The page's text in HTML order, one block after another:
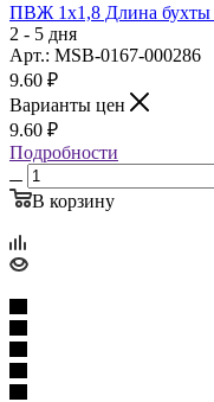
ПВЖ 1х1,8 Длина бухты
2 - 5 дня
Арт.: MSB-0167-000286
9.60 ₽
Варианты цен
9.60 ₽
Подробности
В корзину